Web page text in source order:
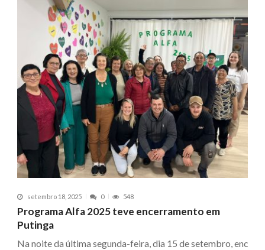
setembro 18, 2025 0 548
Programa Alfa 2025 teve encerramento em
Putinga
Na noite da última segunda-feira, dia 15 de setembro, enc